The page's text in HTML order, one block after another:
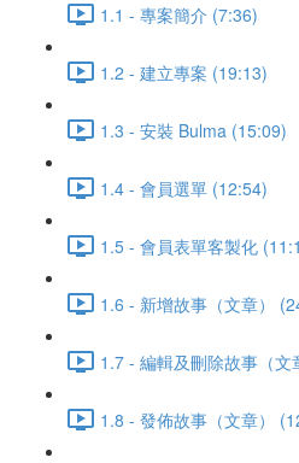
1.1 - 專案簡介 (7:36)
1.2 - 建立專案 (19:13)
1.3 - 安裝 Bulma (15:09)
1.4 - 會員選單 (12:54)
1.5 - 會員表單客製化
1.6 - 新增故事（文章）
1.7 - 編輯及刪除故事（文
1.8 - 發佈故事（文章）